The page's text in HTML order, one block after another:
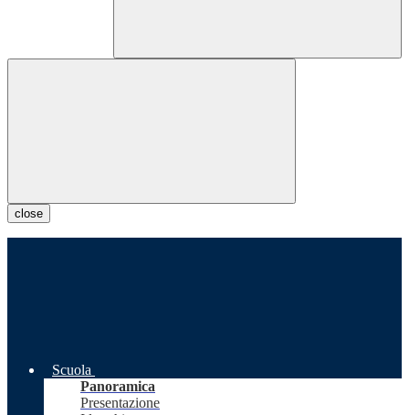
close
Scuola
Panoramica
Presentazione